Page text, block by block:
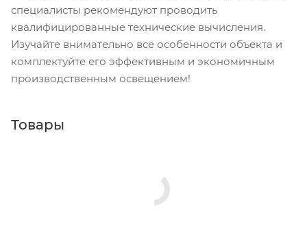
специалисты рекомендуют проводить
квалифицированные технические вычисления.
Изучайте внимательно все особенности объекта и
комплектуйте его эффективным и экономичным
производственным освещением!
Товары